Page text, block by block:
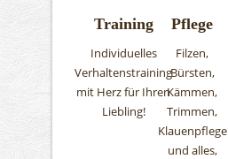
Training
Individuelles
Verhaltenstraining
mit Herz für Ihren
Liebling!
Pflege
Filzen,
Bürsten,
Kämmen,
Trimmen,
Klauenpflege
und alles,